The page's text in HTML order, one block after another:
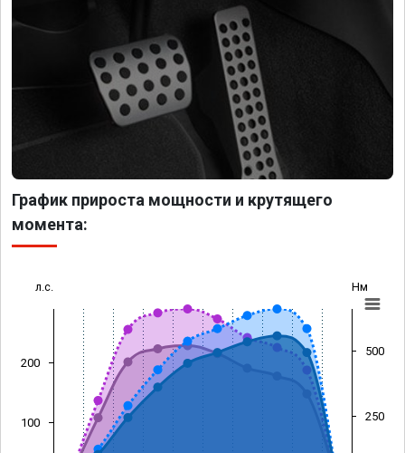
График прироста мощности и крутящего
момента:
л.с. Нм
100
200
250
500